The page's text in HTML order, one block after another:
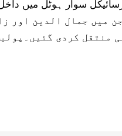
تھے۔پولیس کا کہنا ہے کہ 2 نامعلوم موٹرسائیکل
شہید ہوگئے جن میں جمال
منتقل کردی